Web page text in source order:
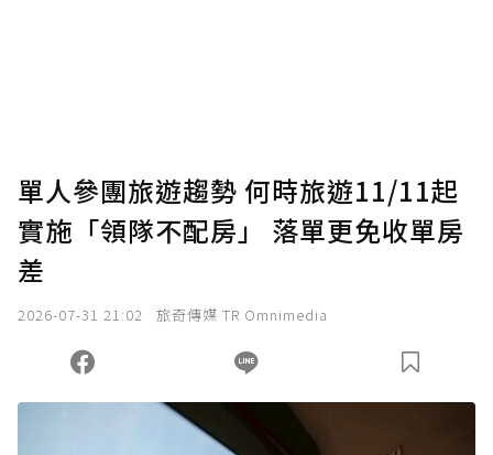
確認送出
您當前剩餘 U 利點數：0點；前往 購買點數
單人參團旅遊趨勢 何時旅遊11/11起
實施「領隊不配房」 落單更免收單房
差
2026-07-31 21:02 旅奇傳媒 TR Omnimedia